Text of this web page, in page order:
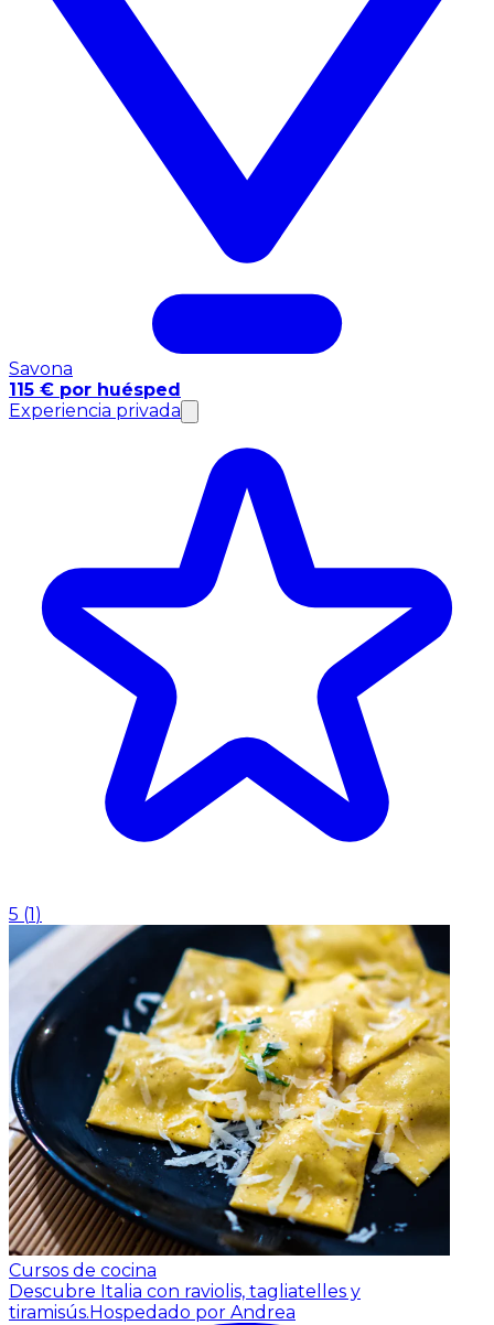
Savona
115 € por huésped
Experiencia privada
5 (1)
Cursos de cocina
Descubre Italia con raviolis, tagliatelles y
tiramisús.Hospedado por Andrea